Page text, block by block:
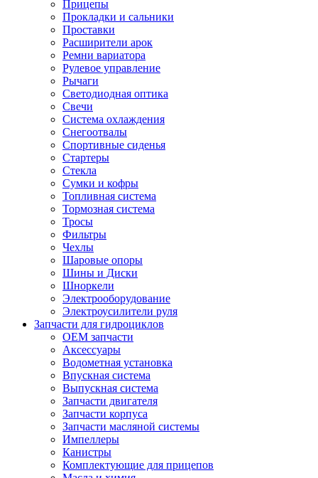
Прицепы
Прокладки и сальники
Проставки
Расширители арок
Ремни вариатора
Рулевое управление
Рычаги
Светодиодная оптика
Свечи
Система охлаждения
Снегоотвалы
Спортивные сиденья
Стартеры
Стекла
Сумки и кофры
Топливная система
Тормозная система
Тросы
Фильтры
Чехлы
Шаровые опоры
Шины и Диски
Шноркели
Электрооборудование
Электроусилители руля
Запчасти для гидроциклов
OEM запчасти
Аксессуары
Водометная установка
Впускная система
Выпускная система
Запчасти двигателя
Запчасти корпуса
Запчасти масляной системы
Импеллеры
Канистры
Комплектующие для прицепов